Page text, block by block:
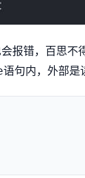
报错，百思不
语句内，外部是